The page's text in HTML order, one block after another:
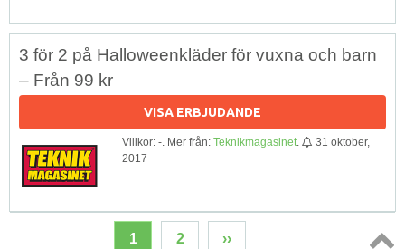
3 för 2 på Halloweenkläder för vuxna och barn
– Från 99 kr
VISA ERBJUDANDE
Villkor: -. Mer från: Teknikmagasinet
31 oktober,
2017
1 2 ››